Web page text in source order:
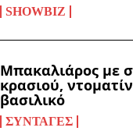
SHOWBIZ
Μπακαλιάρος με
κρασιού,
βασιλικό
ΣΥΝΤΑΓΈΣ